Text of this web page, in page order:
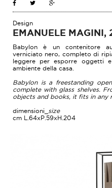
Design
EMANUELE MAGINI,
Babylon è un contenitore
verniciato nero, completo di
leggere per esporre oggetti
ambiente della casa.
Babylon is a freestanding
complete with glass shelves.
objects and books, it fits in any
dimensioni_ size
cm L.64xP.59xH.204